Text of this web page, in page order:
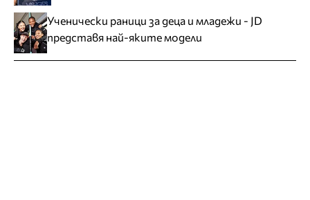
Ученически раници за деца и младежи - JD
представя най-яките модели